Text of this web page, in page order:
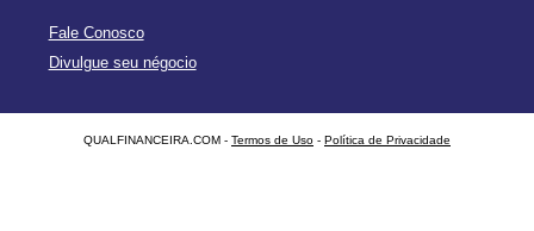
Fale Conosco
Divulgue seu négocio
QUALFINANCEIRA.COM - Termos de Uso - Política de Privacidade